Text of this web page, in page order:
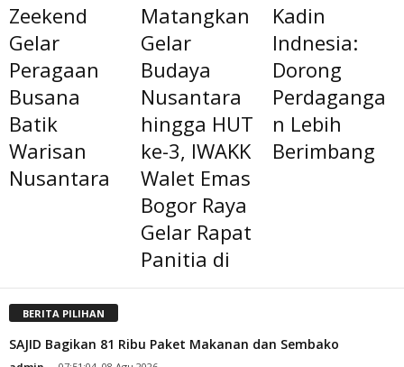
Zeekend
Gelar
Peragaan
Busana
Batik
Warisan
Nusantara
Matangkan
Gelar
Budaya
Nusantara
hingga HUT
ke-3, IWAKK
Walet Emas
Bogor Raya
Gelar Rapat
Panitia di
Kadin
Indnesia:
Dorong
Perdaganga
n Lebih
Berimbang
BERITA PILIHAN
SAJID Bagikan 81 Ribu Paket Makanan dan Sembako